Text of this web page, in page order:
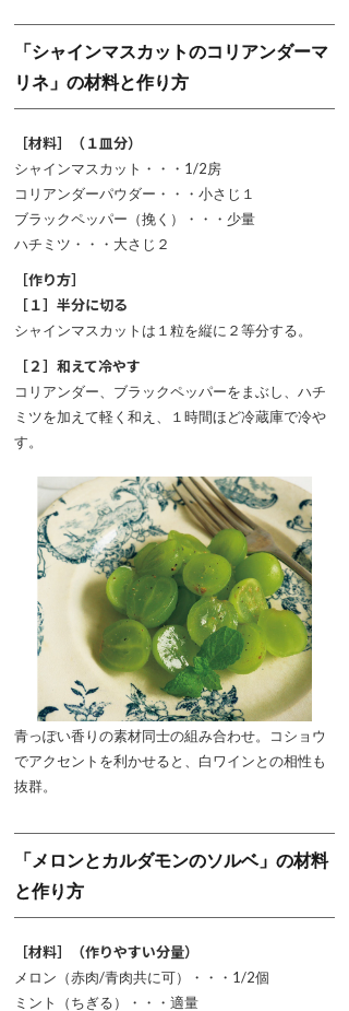
「シャインマスカットのコリアンダーマ
リネ」の材料と作り方
［材料］（１皿分）
シャインマスカット・・・1/2房
コリアンダーパウダー・・・小さじ１
ブラックペッパー（挽く）・・・少量
ハチミツ・・・大さじ２
［作り方］
［１］半分に切る
シャインマスカットは１粒を縦に２等分する。
［２］和えて冷やす
コリアンダー、ブラックペッパーをまぶし、ハチ
ミツを加えて軽く和え、１時間ほど冷蔵庫で冷や
す。
青っぽい香りの素材同士の組み合わせ。コショウ
でアクセントを利かせると、白ワインとの相性も
抜群。
「メロンとカルダモンのソルベ」の材料
と作り方
［材料］（作りやすい分量）
メロン（赤肉/青肉共に可）・・・1/2個
ミント（ちぎる）・・・適量